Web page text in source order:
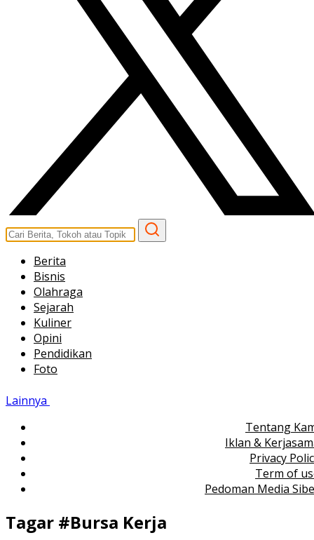
Berita
Bisnis
Olahraga
Sejarah
Kuliner
Opini
Pendidikan
Foto
Lainnya
Tentang
Iklan &
Privacy
Term of
Pedoman Media
Tagar #Bursa Kerja